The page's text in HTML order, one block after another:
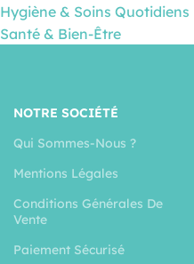
Hygiène & Soins Quotidiens
Santé & Bien-Être
NOTRE SOCIÉTÉ
Qui Sommes-Nous ?
Mentions Légales
Conditions Générales De
Vente
Paiement Sécurisé